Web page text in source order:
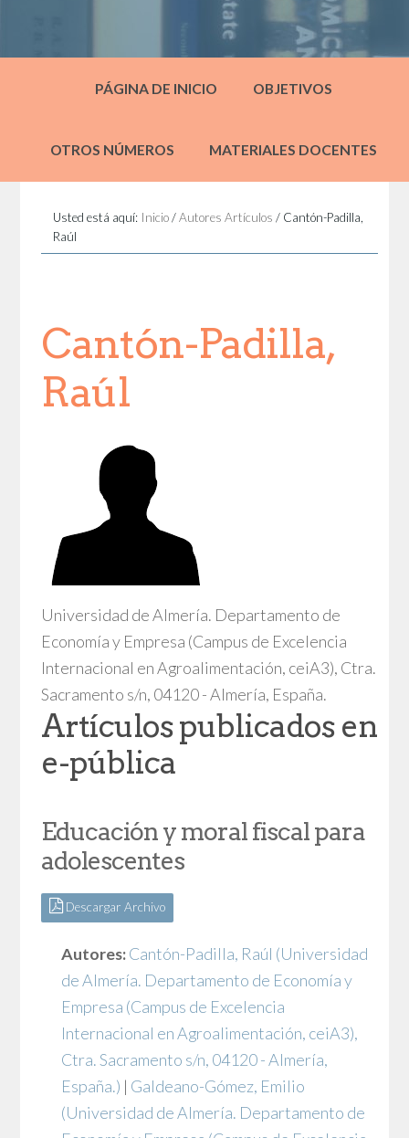
PÁGINA DE INICIO OBJETIVOS
OTROS NÚMEROS MATERIALES DOCENTES
Usted está aquí: Inicio / Autores Artículos / Cantón-Padilla,
Raúl
Cantón-Padilla,
Raúl
Universidad de Almería. Departamento de
Economía y Empresa (Campus de Excelencia
Internacional en Agroalimentación, ceiA3), Ctra.
Sacramento s/n, 04120 - Almería, España.
Artículos publicados en
e-pública
Educación y moral fiscal para
adolescentes
Descargar Archivo
Autores:Cantón-Padilla, Raúl (Universidad
de Almería. Departamento de Economía y
Empresa (Campus de Excelencia
Internacional en Agroalimentación, ceiA3),
Ctra. Sacramento s/n, 04120 - Almería,
España.) | Galdeano-Gómez, Emilio
(Universidad de Almería. Departamento de